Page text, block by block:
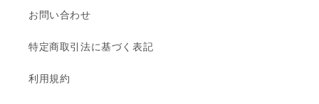
お問い合わせ
特定商取引法に基づく表記
利用規約